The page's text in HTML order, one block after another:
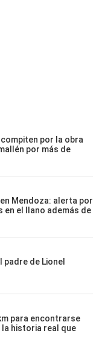
por la obra
por más de
Mendoza: alerta por
en el llano además de
padre de Lionel
para encontrarse
la historia real que